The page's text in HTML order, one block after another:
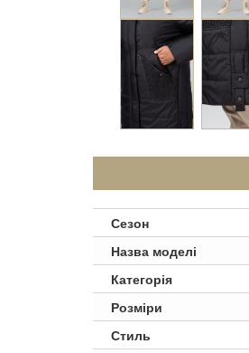
Сезон
Назва моделі
Категорія
Розміри
Стиль